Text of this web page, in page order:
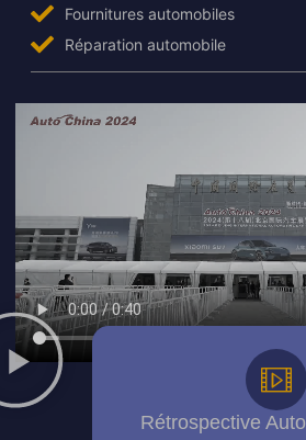
Rétrospective
Fournitures automobiles
Réparation automobile